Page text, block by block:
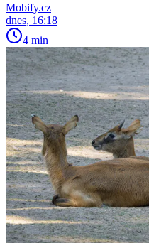
Mobify.cz
dnes, 16:18
4 min